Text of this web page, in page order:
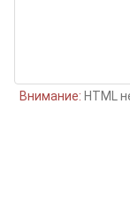
Внимание: HTML